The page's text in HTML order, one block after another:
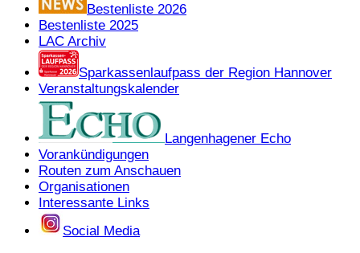
Bestenliste 2026
Bestenliste 2025
LAC Archiv
Sparkassenlaufpass der Region Hannover
Veranstaltungskalender
Langenhagener Echo
Vorankündigungen
Routen zum Anschauen
Organisationen
Interessante Links
Social Media